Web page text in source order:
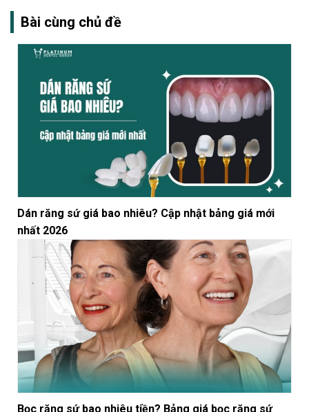
Bài cùng chủ đề
Dán răng sứ giá bao nhiêu? Cập nhật bảng giá mới
nhất 2026
Bọc răng sứ bao nhiêu tiền? Bảng giá bọc răng sứ